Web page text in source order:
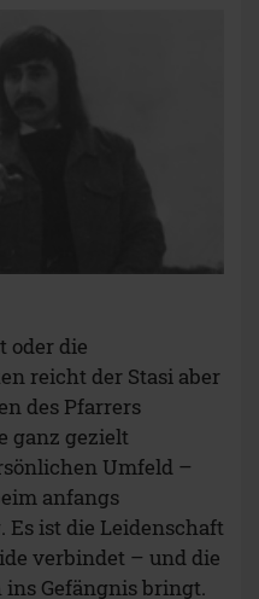
oder die
reicht der Stasi aber
des Pfarrers
ganz gezielt
Umfeld –
anfangs
ist die Leidenschaft
verbindet – und die
Gefängnis bringt.